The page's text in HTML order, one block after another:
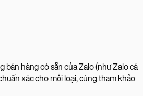
hàng có sẵn của Zalo (như Zalo cá
xác cho mỗi loại, cùng tham khảo